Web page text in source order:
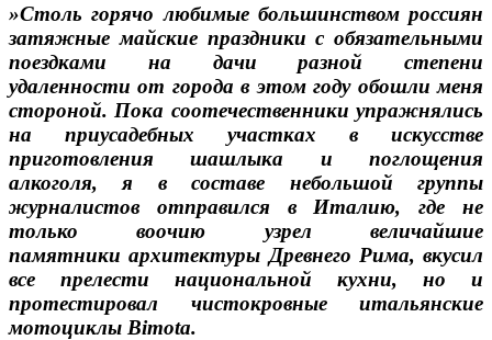
»Столь горячо любимые большинством россиян
затяжные майские праздники с обязательными
поездками на дачи разной степени
удаленности от города в этом году обошли меня
стороной. Пока соотечественники упражнялись
на приусадебных участках в искусстве
приготовления шашлыка и поглощения
алкоголя, я в составе небольшой группы
журналистов отправился в Италию, где не
только воочию узрел величайшие
памятники архитектуры Древнего Рима, вкусил
все прелести национальной кухни, но и
протестировал чистокровные итальянские
мотоциклы Bimota.